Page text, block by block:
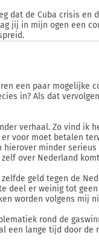
dat de Cuba crisis en
jij in mijn ogen een
een paar mogelijke
in? Als dat
verhaal. Zo vind ik
er voor moet betalen
minder serieus
over Nederland
geld tegen de
deel er weinig tot
worden volgens mij
rond de
een lange tijd door de